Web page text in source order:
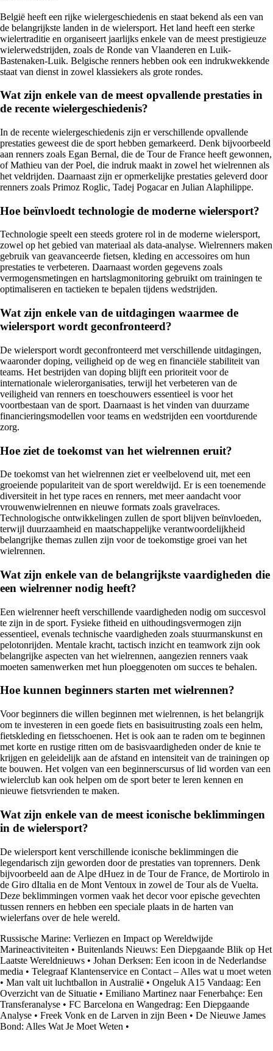
België heeft een rijke wielergeschiedenis en staat bekend als een van
de belangrijkste landen in de wielersport. Het land heeft een sterke
wielertraditie en organiseert jaarlijks enkele van de meest prestigieuze
wielerwedstrijden, zoals de Ronde van Vlaanderen en Luik-
Bastenaken-Luik. Belgische renners hebben ook een indrukwekkende
staat van dienst in zowel klassiekers als grote rondes.
Wat zijn enkele van de meest opvallende prestaties in
de recente wielergeschiedenis?
In de recente wielergeschiedenis zijn er verschillende opvallende
prestaties geweest die de sport hebben gemarkeerd. Denk bijvoorbeeld
aan renners zoals Egan Bernal, die de Tour de France heeft gewonnen,
of Mathieu van der Poel, die indruk maakt in zowel het wielrennen als
het veldrijden. Daarnaast zijn er opmerkelijke prestaties geleverd door
renners zoals Primoz Roglic, Tadej Pogacar en Julian Alaphilippe.
Hoe beïnvloedt technologie de moderne wielersport?
Technologie speelt een steeds grotere rol in de moderne wielersport,
zowel op het gebied van materiaal als data-analyse. Wielrenners maken
gebruik van geavanceerde fietsen, kleding en accessoires om hun
prestaties te verbeteren. Daarnaast worden gegevens zoals
vermogensmetingen en hartslagmonitoring gebruikt om trainingen te
optimaliseren en tactieken te bepalen tijdens wedstrijden.
Wat zijn enkele van de uitdagingen waarmee de
wielersport wordt geconfronteerd?
De wielersport wordt geconfronteerd met verschillende uitdagingen,
waaronder doping, veiligheid op de weg en financiële stabiliteit van
teams. Het bestrijden van doping blijft een prioriteit voor de
internationale wielerorganisaties, terwijl het verbeteren van de
veiligheid van renners en toeschouwers essentieel is voor het
voortbestaan van de sport. Daarnaast is het vinden van duurzame
financieringsmodellen voor teams en wedstrijden een voortdurende
zorg.
Hoe ziet de toekomst van het wielrennen eruit?
De toekomst van het wielrennen ziet er veelbelovend uit, met een
groeiende populariteit van de sport wereldwijd. Er is een toenemende
diversiteit in het type races en renners, met meer aandacht voor
vrouwenwielrennen en nieuwe formats zoals gravelraces.
Technologische ontwikkelingen zullen de sport blijven beïnvloeden,
terwijl duurzaamheid en maatschappelijke verantwoordelijkheid
belangrijke themas zullen zijn voor de toekomstige groei van het
wielrennen.
Wat zijn enkele van de belangrijkste vaardigheden die
een wielrenner nodig heeft?
Een wielrenner heeft verschillende vaardigheden nodig om succesvol
te zijn in de sport. Fysieke fitheid en uithoudingsvermogen zijn
essentieel, evenals technische vaardigheden zoals stuurmanskunst en
pelotonrijden. Mentale kracht, tactisch inzicht en teamwork zijn ook
belangrijke aspecten van het wielrennen, aangezien renners vaak
moeten samenwerken met hun ploeggenoten om succes te behalen.
Hoe kunnen beginners starten met wielrennen?
Voor beginners die willen beginnen met wielrennen, is het belangrijk
om te investeren in een goede fiets en basisuitrusting zoals een helm,
fietskleding en fietsschoenen. Het is ook aan te raden om te beginnen
met korte en rustige ritten om de basisvaardigheden onder de knie te
krijgen en geleidelijk aan de afstand en intensiteit van de trainingen op
te bouwen. Het volgen van een beginnerscursus of lid worden van een
wielerclub kan ook helpen om de sport beter te leren kennen en
nieuwe fietsvrienden te maken.
Wat zijn enkele van de meest iconische beklimmingen
in de wielersport?
De wielersport kent verschillende iconische beklimmingen die
legendarisch zijn geworden door de prestaties van toprenners. Denk
bijvoorbeeld aan de Alpe dHuez in de Tour de France, de Mortirolo in
de Giro dItalia en de Mont Ventoux in zowel de Tour als de Vuelta.
Deze beklimmingen vormen vaak het decor voor epische gevechten
tussen renners en hebben een speciale plaats in de harten van
wielerfans over de hele wereld.
Russische Marine: Verliezen en Impact op Wereldwijde
Marineactiviteiten • Buitenlands Nieuws: Een Diepgaande Blik op Het
Laatste Wereldnieuws • Johan Derksen: Een icoon in de Nederlandse
media • Telegraaf Klantenservice en Contact – Alles wat u moet weten
• Man valt uit luchtballon in Australië • Ongeluk A15 Vandaag: Een
Overzicht van de Situatie • Emiliano Martinez naar Fenerbahçe: Een
Transferanalyse • FC Barcelona en Wangedrag: Een Diepgaande
Analyse • Freek Vonk en de Larven in zijn Been • De Nieuwe James
Bond: Alles Wat Je Moet Weten •